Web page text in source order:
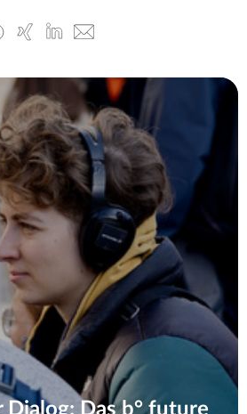
Whatsapp
Xing
Linked
Das b° future